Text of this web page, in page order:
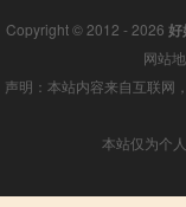
Copyright © 2012 - 2026 好
网站
声明：本站内容来自互联网
本站仅为个